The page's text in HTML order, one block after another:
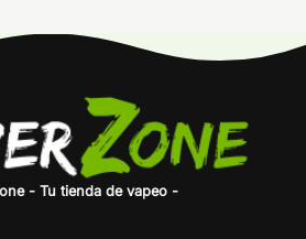
- Tu tienda de vapeo -